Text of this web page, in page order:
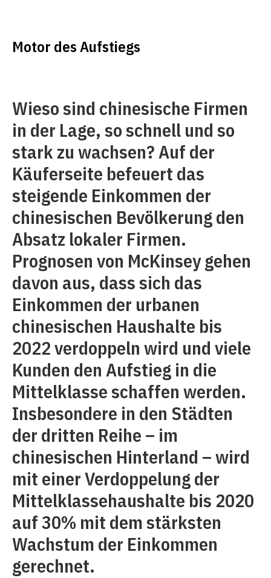
Motor des Aufstiegs
Wieso sind chinesische Firmen
in der Lage, so schnell und so
stark zu wachsen? Auf der
Käuferseite befeuert das
steigende Einkommen der
chinesischen Bevölkerung den
Absatz lokaler Firmen.
Prognosen von McKinsey gehen
davon aus, dass sich das
Einkommen der urbanen
chinesischen Haushalte bis
2022 verdoppeln wird und viele
Kunden den Aufstieg in die
Mittelklasse schaffen werden.
Insbesondere in den Städten
der dritten Reihe – im
chinesischen Hinterland – wird
mit einer Verdoppelung der
Mittelklassehaushalte bis 2020
auf 30% mit dem stärksten
Wachstum der Einkommen
gerechnet.